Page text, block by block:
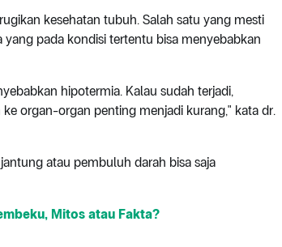
kesehatan tubuh. Salah satu yang mesti
yang pada kondisi tertentu bisa menyebabkan
hipotermia. Kalau sudah terjadi,
organ-organ penting menjadi kurang," kata dr.
atau pembuluh darah bisa saja
Mitos atau Fakta?